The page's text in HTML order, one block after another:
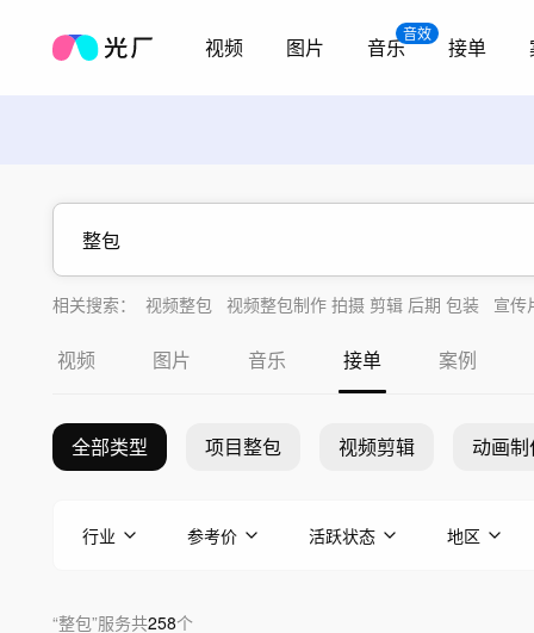
视频 图片
音效
音乐 接单
相关搜索： 视频整包 视频整包制作 拍摄 剪辑 后期 包装
宣传
视频 图片 音乐 接单 案例
全部类型 项目整包 视频剪辑 动画制
行业 参考价 活跃状态 地区
“整包”服务共258个